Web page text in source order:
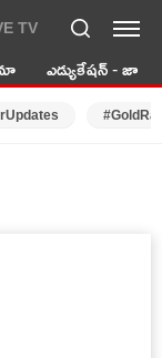
TV
ఎడ్యుకేషన్ - జాబ్స్